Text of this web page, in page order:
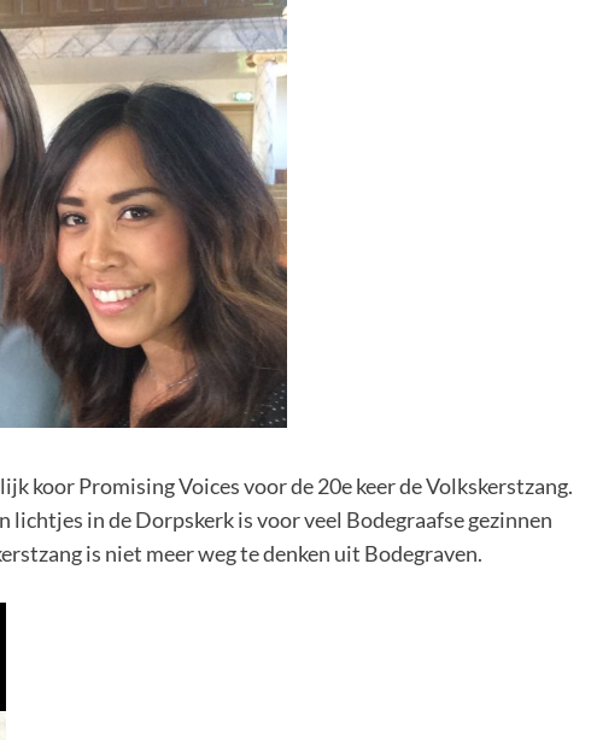
koor Promising Voices voor de 20e keer de Volkskerstzang.
in de Dorpskerk is voor veel Bodegraafse gezinnen
is niet meer weg te denken uit Bodegraven.